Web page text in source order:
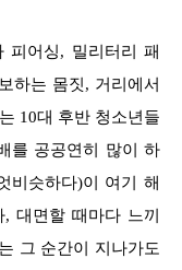
피어싱, 밀리터리 패
하는 몸짓, 거리에서
10대 후반 청소년들
를 공공연히 많이 하
비슷하다)이 여기 해
대면할 때마다 느끼
그 순간이 지나가도